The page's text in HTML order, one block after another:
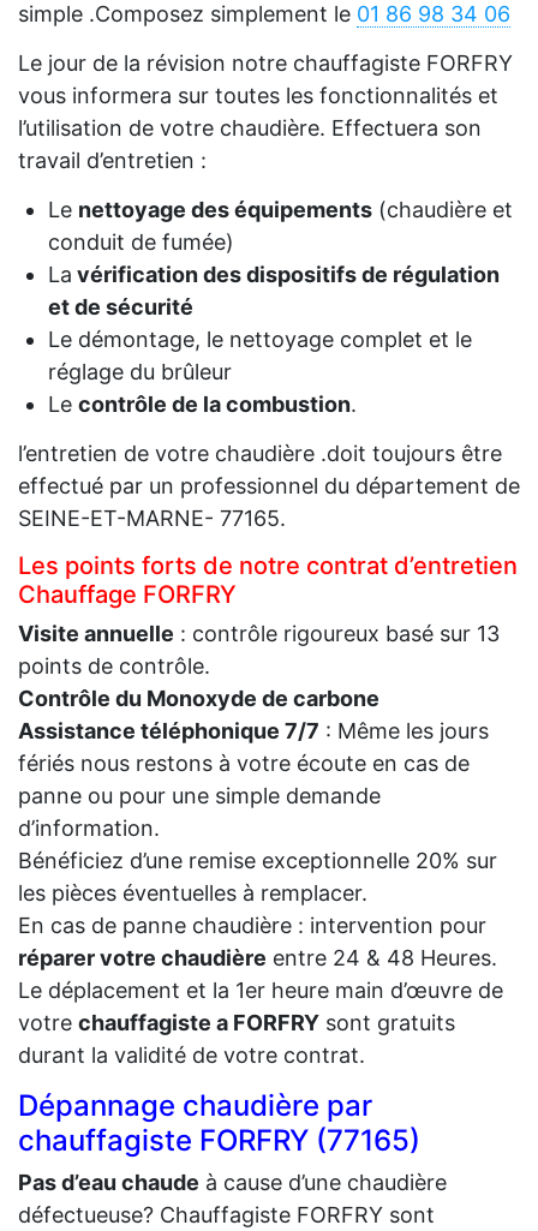
simple .Composez simplement le 01 86 98 34 06
Le jour de la révision notre chauffagiste FORFRY
vous informera sur toutes les fonctionnalités et
l’utilisation de votre chaudière. Effectuera son
travail d’entretien :
Le nettoyage des équipements(chaudière et
conduit de fumée)
La vérification des dispositifs de régulation
et de sécurité
Le démontage, le nettoyage complet et le
réglage du brûleur
Le contrôle de la combustion.
l’entretien de votre chaudière .doit toujours être
effectué par un professionnel du département de
SEINE-ET-MARNE- 77165.
Les points forts de notre contrat d’entretien
Chauffage FORFRY
Visite annuelle : contrôle rigoureux basé sur 13
points de contrôle.
Contrôle du Monoxyde de carbone
Assistance téléphonique 7/7 : Même les jours
fériés nous restons à votre écoute en cas de
panne ou pour une simple demande
d’information.
Bénéficiez d’une remise exceptionnelle 20% sur
les pièces éventuelles à remplacer.
En cas de panne chaudière : intervention pour
réparer votre chaudière entre 24 & 48 Heures.
Le déplacement et la 1er heure main d’œuvre de
votre chauffagiste a FORFRY sont gratuits
durant la validité de votre contrat.
Dépannage chaudière par
chauffagiste FORFRY (77165)
Pas d’eau chaude à cause d’une chaudière
défectueuse? Chauffagiste FORFRY sont